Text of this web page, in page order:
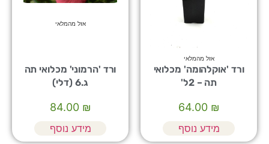
אזל מהמלאי
ורד 'אוקלהומה' מכלואי
תה – 2ל'
₪
64.00
מידע נוסף
אזל מהמלאי
ורד 'הרמוני' מכלואי תה
ג.6 (דלי)
₪
84.00
מידע נוסף